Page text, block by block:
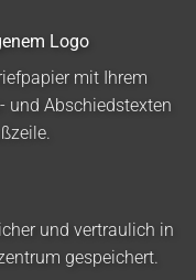
Logo
mit Ihrem
und Abschiedstexten
und vertraulich in
gespeichert.